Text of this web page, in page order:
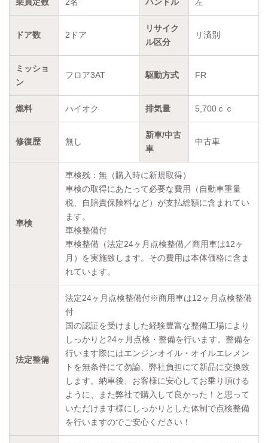
乗員定数 2名 ハンドル 左
ドア数 2ドア
リサイク
ル区分
リ済別
ミッショ
ン
フロア3AT 駆動方式 FR
燃料 ハイオク 排気量 5,700ｃｃ
修復歴 無し
新車/中古
車
中古車
車検
車検残：無（購入時に新規取得）
車検の取得にあたって必要な費用（自動車重量
税、自賠責保険料など）が支払総額に含まれてい
ます。
車検整備付
車検整備（法定24ヶ月点検整備／商用車は12ヶ
月）を実施致します。その費用は本体価格に含ま
れています。
法定整備
法定24ヶ月点検整備付※商用車は12ヶ月点検整備
付
国の認証を受けました経験豊富な整備工場により
しっかりと24ヶ月点検・整備を行います。整備を
行います際にはエンジンオイル・オイルエレメン
トを無条件にて勿論、弊社負担にて新品に交換致
します。納車後、お客様に安心してお乗り頂ける
ように、また弊社で購入して良かった！と思って
いただけます様にしっかりとした体制で点検整備
を行いますのでご安心ください！